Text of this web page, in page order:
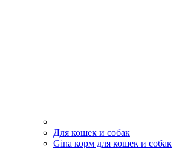
Для кошек и собак
Gina корм для кошек и собак